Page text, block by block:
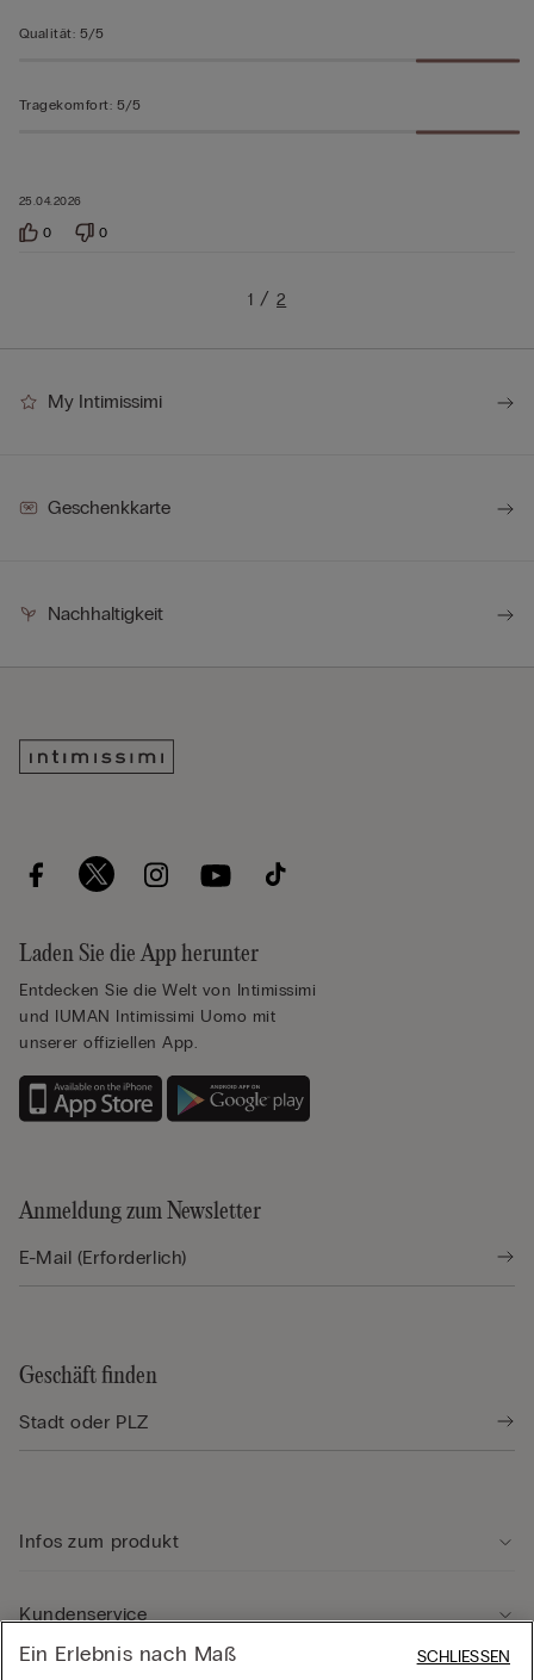
25.04.2026
Qualität: 5/5
Tragekomfort: 5/5
0 0
1 2
My Intimissimi
Geschenkkarte
Nachhaltigkeit
Laden Sie die App herunter
Entdecken Sie die Welt von Intimissimi
und IUMAN Intimissimi Uomo mit
unserer offiziellen App.
Anmeldung zum Newsletter
Geschäft finden
Infos zum produkt
Kundenservice
Ein Erlebnis nach Maß SCHLIESSEN